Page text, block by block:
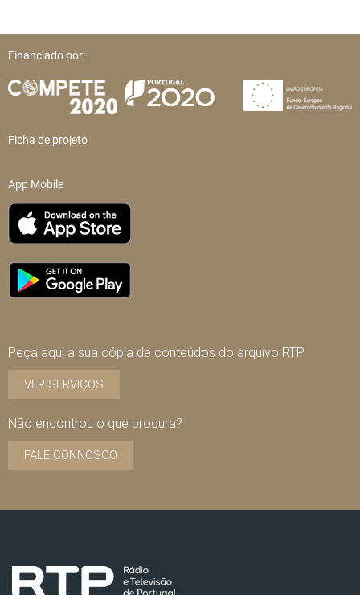
Financiado por:
Ficha de projeto
App Mobile
Peça aqui a sua cópia de conteúdos do arquivo RTP
VER SERVIÇOS
Não encontrou o que procura?
FALE CONNOSCO